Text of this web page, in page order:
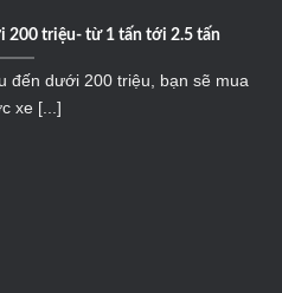
200 triệu- từ 1 tấn tới 2.5 tấn
đến dưới 200 triệu, bạn sẽ mua
xe [...]